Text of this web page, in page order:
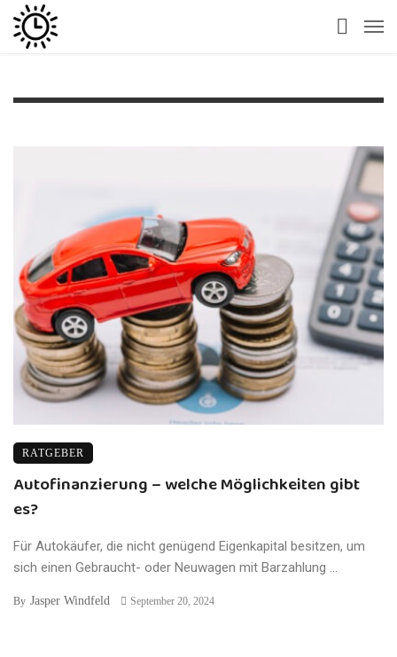
RATGEBER
Autofinanzierung – welche Möglichkeiten gibt
es?
Für Autokäufer, die nicht genügend Eigenkapital besitzen, um
sich einen Gebraucht- oder Neuwagen mit Barzahlung ...
By Jasper Windfeld September 20, 2024